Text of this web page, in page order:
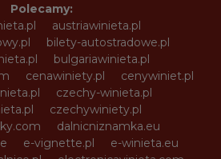
Polecamy:
austriawinieta.pl
bilety-autostradowe.pl
bulgariawinieta.pl
cenawiniety.pl
cenywiniet.pl
czechy-winieta.pl
czechywiniety.pl
dalnicniznamka.eu
e-vignette.pl
e-winieta.eu